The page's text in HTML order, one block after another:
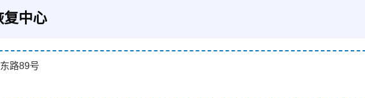
复中心
路89号